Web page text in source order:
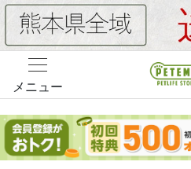
メニュー